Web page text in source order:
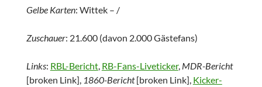
Gelbe Karten: Wittek – /
Zuschauer: 21.600 (davon 2.000 Gästefans)
Links: RBL-Bericht, RB-Fans-Liveticker, MDR-Bericht
[broken Link], 1860-Bericht[broken Link], Kicker-